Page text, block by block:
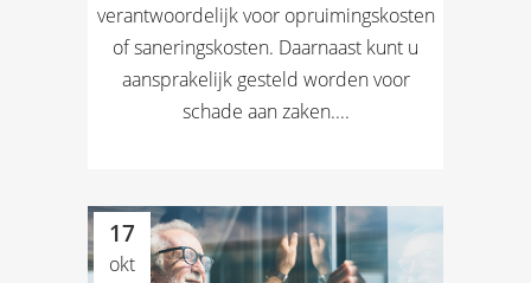
verantwoordelijk voor opruimingskosten
of saneringskosten. Daarnaast kunt u
aansprakelijk gesteld worden voor
schade aan zaken....
17
okt